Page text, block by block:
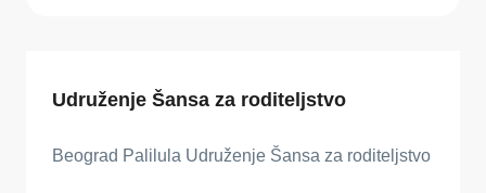
Udruženje Šansa za roditeljstvo
Beograd Palilula Udruženje Šansa za roditeljstvo